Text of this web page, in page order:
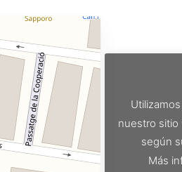
nuestro sitio
según
Más